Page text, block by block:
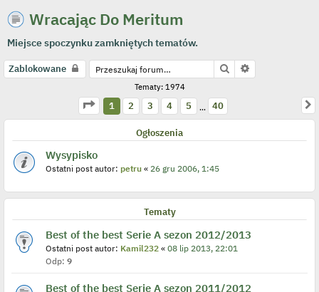
Wracając Do Meritum
Miejsce spoczynku zamkniętych tematów.
Zablokowane Szukaj
Tematy: 1974
Strona 1 z 40
1 2 3 4 5 … 40
Ogłoszenia
Wysypisko
Ostatni post autor: petru « 26 gru 2006, 1:45
Tematy
Best of the best Serie A sezon 2012/2013
Ostatni post autor: Kamil232 « 08 lip 2013, 22:01
Odp: 9
Best of the best Serie A sezon 2011/2012